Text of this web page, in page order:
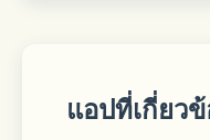
แอปที่เกี่ยวข้